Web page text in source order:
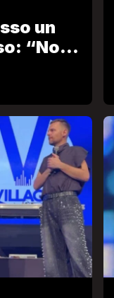
un
“Non
la festa di
tutte le grandi
anni: il video
MINACCI